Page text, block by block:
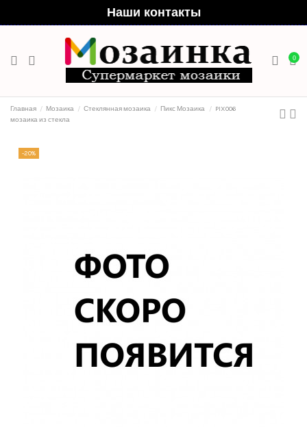
Наши контакты
0
Главная Мозаика Стеклянная мозаика Пикс Мозаика
PIX006
мозаика из стекла
-20%